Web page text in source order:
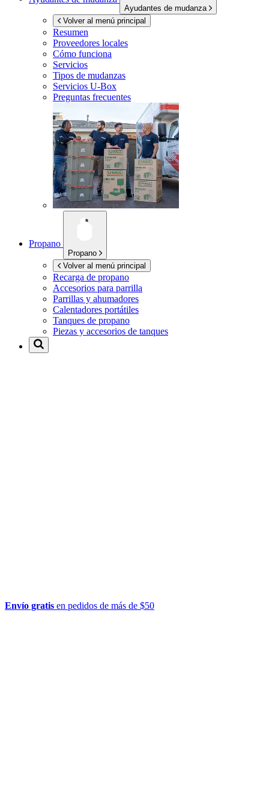
Ayudantes de mudanza
Volver al menú principal
Resumen
Proveedores locales
Cómo funciona
Servicios
Tipos de mudanzas
Servicios U-Box
Preguntas frecuentes
Propano
Propano
Volver al menú principal
Recarga de propano
Accesorios para parrilla
Parrillas y ahumadores
Calentadores portátiles
Tanques de propano
Piezas y accesorios de tanques
Envío gratis en pedidos de más de $50